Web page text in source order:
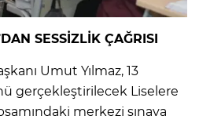
SESSİZLİK ÇAĞRISI
Umut Yılmaz, 13
gerçekleştirilecek Liselere
merkezi sınava